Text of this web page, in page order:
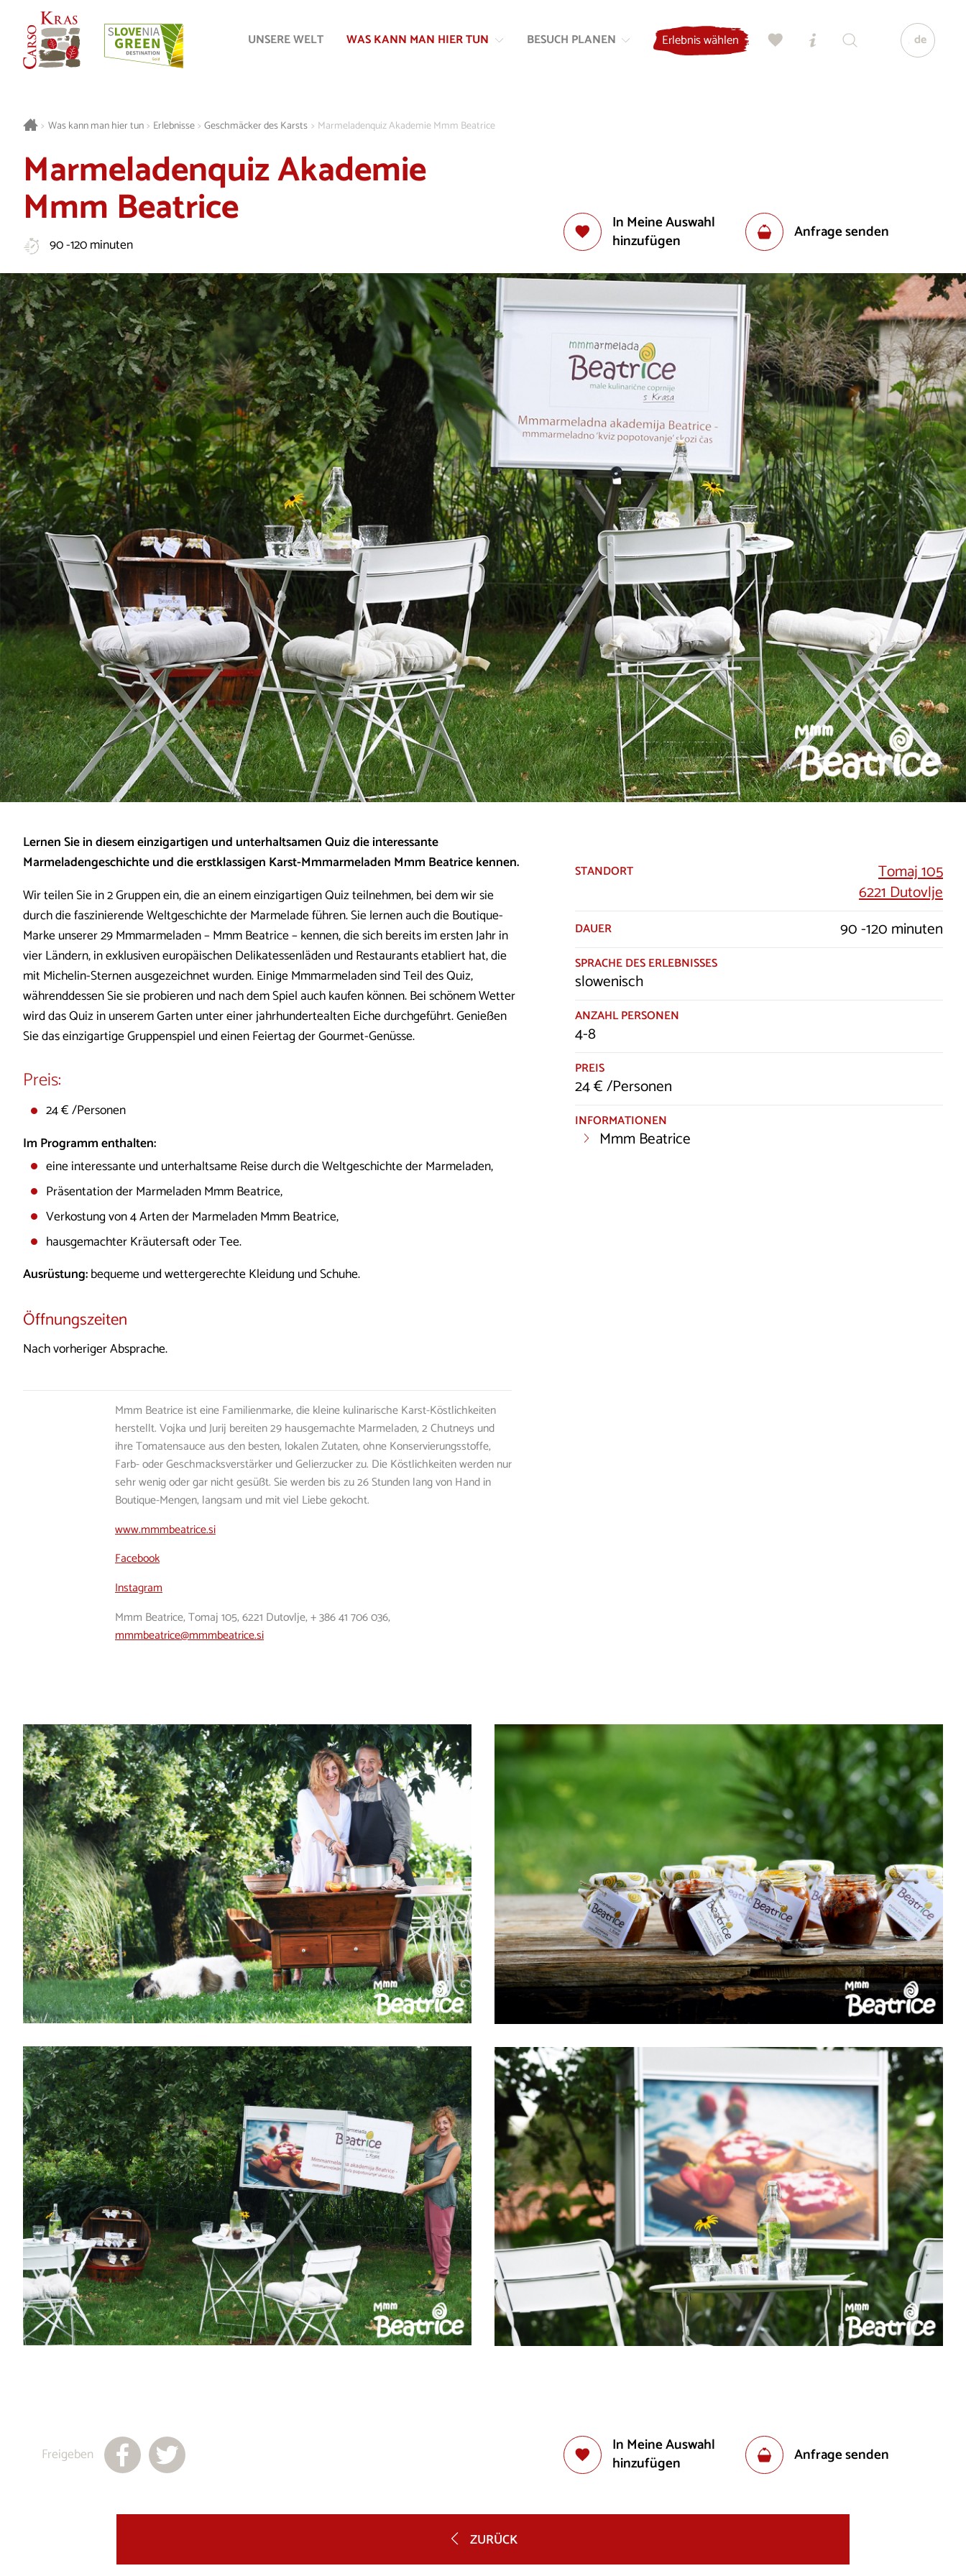
Inhalt
Navigation
UNSERE WELT WAS KANN MAN HIER TUN BESUCH PLANEN Erlebnis wählen de
> Was kann man hier tun > Erlebnisse > Geschmäcker des Karsts > Marmeladenquiz Akademie Mmm Beatrice
Marmeladenquiz Akademie
Mmm Beatrice
90 -120 minuten
In Meine Auswahl
hinzufügen
Anfrage senden
Lernen Sie in diesem einzigartigen und unterhaltsamen Quiz die interessante
Marmeladengeschichte und die erstklassigen Karst-Mmmarmeladen Mmm Beatrice kennen.
Wir teilen Sie in 2 Gruppen ein, die an einem einzigartigen Quiz teilnehmen, bei dem wir sie
durch die faszinierende Weltgeschichte der Marmelade führen. Sie lernen auch die Boutique-
Marke unserer 29 Mmmarmeladen – Mmm Beatrice – kennen, die sich bereits im ersten Jahr in
vier Ländern, in exklusiven europäischen Delikatessenläden und Restaurants etabliert hat, die
mit Michelin-Sternen ausgezeichnet wurden. Einige Mmmarmeladen sind Teil des Quiz,
währenddessen Sie sie probieren und nach dem Spiel auch kaufen können. Bei schönem Wetter
wird das Quiz in unserem Garten unter einer jahrhundertealten Eiche durchgeführt. Genießen
Sie das einzigartige Gruppenspiel und einen Feiertag der Gourmet-Genüsse.
Preis:
24 € /Personen
Im Programm enthalten:
eine interessante und unterhaltsame Reise durch die Weltgeschichte der Marmeladen,
Präsentation der Marmeladen Mmm Beatrice,
Verkostung von 4 Arten der Marmeladen Mmm Beatrice,
hausgemachter Kräutersaft oder Tee.
Ausrüstung:bequeme und wettergerechte Kleidung und Schuhe.
Öffnungszeiten
Nach vorheriger Absprache.
STANDORT
Tomaj 105
6221 Dutovlje
DAUER 90 -120 minuten
SPRACHE DES ERLEBNISSES
slowenisch
ANZAHL PERSONEN
4-8
PREIS
24 € /Personen
INFORMATIONEN
Mmm Beatrice
Mmm Beatrice ist eine Familienmarke, die kleine kulinarische Karst-Köstlichkeiten
herstellt. Vojka und Jurij bereiten 29 hausgemachte Marmeladen, 2 Chutneys und
ihre Tomatensauce aus den besten, lokalen Zutaten, ohne Konservierungsstoffe,
Farb- oder Geschmacksverstärker und Gelierzucker zu. Die Köstlichkeiten werden nur
sehr wenig oder gar nicht gesüßt. Sie werden bis zu 26 Stunden lang von Hand in
Boutique-Mengen, langsam und mit viel Liebe gekocht.
www.mmmbeatrice.si
Facebook
Instagram
Mmm Beatrice, Tomaj 105, 6221 Dutovlje,+ 386 41 706 036,
mmmbeatrice@mmmbeatrice.si
In Meine Auswahl
hinzufügen
Anfrage senden
Freigeben
ZURÜCK